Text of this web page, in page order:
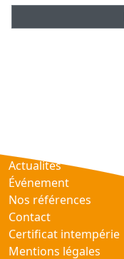
Actualités
Événement
Nos références
Contact
Certificat intempérie
Mentions légales